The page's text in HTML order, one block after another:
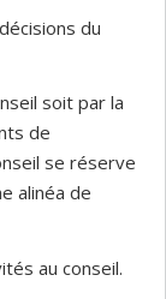
du
soit par la
de
se réserve
alinéa de
au conseil.